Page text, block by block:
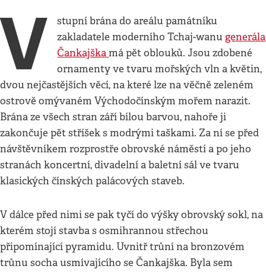
V
stupní brána do areálu památníku
zakladatele moderního Tchaj-wanu generála
Čankajškamá pět oblouků. Jsou zdobené
ornamenty ve tvaru mořských vln a květin,
dvou nejčastějších věcí, na které lze na věčně zeleném
ostrově omývaném Východočínským mořem narazit.
Brána ze všech stran září bílou barvou, nahoře ji
zakončuje pět stříšek s modrými taškami. Za ní se před
návštěvníkem rozprostře obrovské náměstí a po jeho
stranách koncertní, divadelní a baletní sál ve tvaru
klasických čínských palácových staveb.
V dálce před nimi se pak tyčí do výšky obrovský sokl, na
kterém stojí stavba s osmihrannou střechou
připomínající pyramidu. Uvnitř trůní na bronzovém
trůnu socha usmívajícího se Čankajška. Byla sem